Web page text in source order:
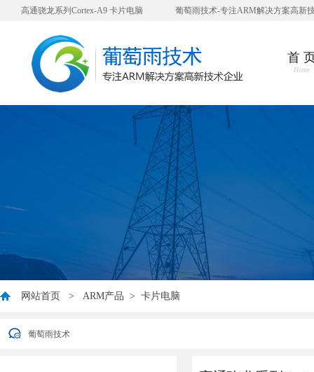
高通骁龙系列Cortex-A9 卡片电脑 葡萄雨技术-专注ARM解决方案高新
首
Home
网站首页 > ARM产品 > 卡片电脑
葡萄雨技术